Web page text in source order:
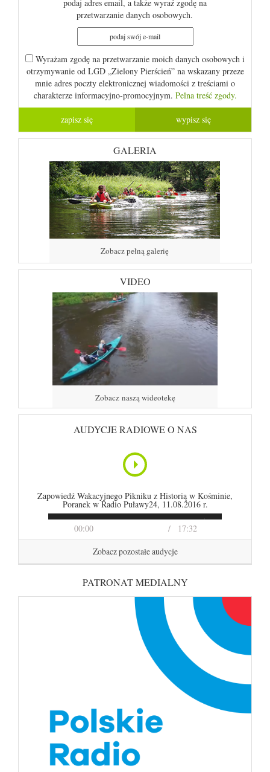
podaj adres email, a także wyraź zgodę na
przetwarzanie danych osobowych.
Wyrażam zgodę na przetwarzanie moich danych osobowych i
otrzymywanie od LGD „Zielony Pierścień” na wskazany przeze
mnie adres poczty elektronicznej wiadomości z treściami o
charakterze informacyjno-promocyjnym. Pelna treść zgody.
GALERIA
Zobacz pełną galerię
VIDEO
Zobacz naszą wideotekę
AUDYCJE RADIOWE O NAS
00:00 17:32
Zapowiedź Wakacyjnego Pikniku z Historią w Kośminie,
Poranek w Radio Puławy24, 11.08.2016 r.
Zobacz pozostałe audycje
PATRONAT MEDIALNY